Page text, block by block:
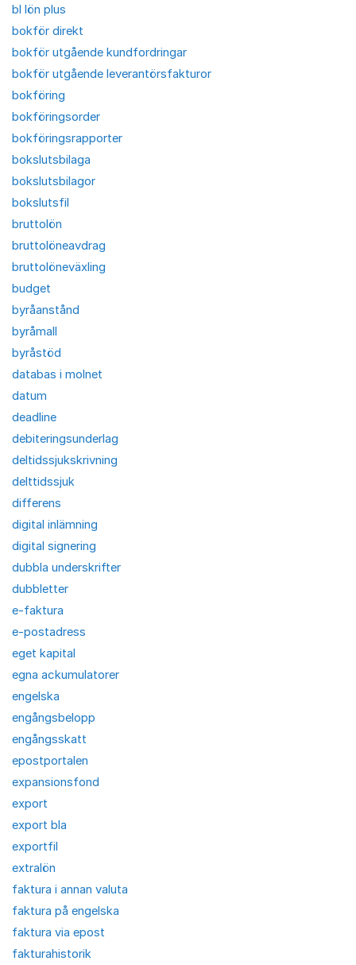
bl lön plus
bokför direkt
bokför utgående kundfordringar
bokför utgående leverantörsfakturor
bokföring
bokföringsorder
bokföringsrapporter
bokslutsbilaga
bokslutsbilagor
bokslutsfil
bruttolön
bruttolöneavdrag
bruttolöneväxling
budget
byråanstånd
byråmall
byråstöd
databas i molnet
datum
deadline
debiteringsunderlag
deltidssjukskrivning
delttidssjuk
differens
digital inlämning
digital signering
dubbla underskrifter
dubbletter
e-faktura
e-postadress
eget kapital
egna ackumulatorer
engelska
engångsbelopp
engångsskatt
epostportalen
expansionsfond
export
export bla
exportfil
extralön
faktura i annan valuta
faktura på engelska
faktura via epost
fakturahistorik